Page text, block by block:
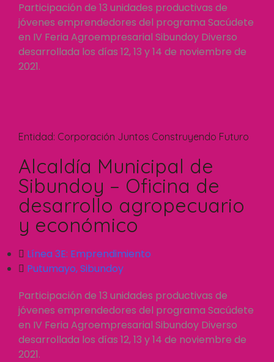
Participación de 13 unidades productivas de
jóvenes emprendedores del programa Sacúdete
en IV Feria Agroempresarial Sibundoy Diverso
desarrollada los días 12, 13 y 14 de noviembre de
2021.
Entidad: Corporación Juntos Construyendo Futuro
Alcaldía Municipal de
Sibundoy – Oficina de
desarrollo agropecuario
y económico
Línea 3E: Emprendimiento
Putumayo,Sibundoy
Participación de 13 unidades productivas de
jóvenes emprendedores del programa Sacúdete
en IV Feria Agroempresarial Sibundoy Diverso
desarrollada los días 12, 13 y 14 de noviembre de
2021.